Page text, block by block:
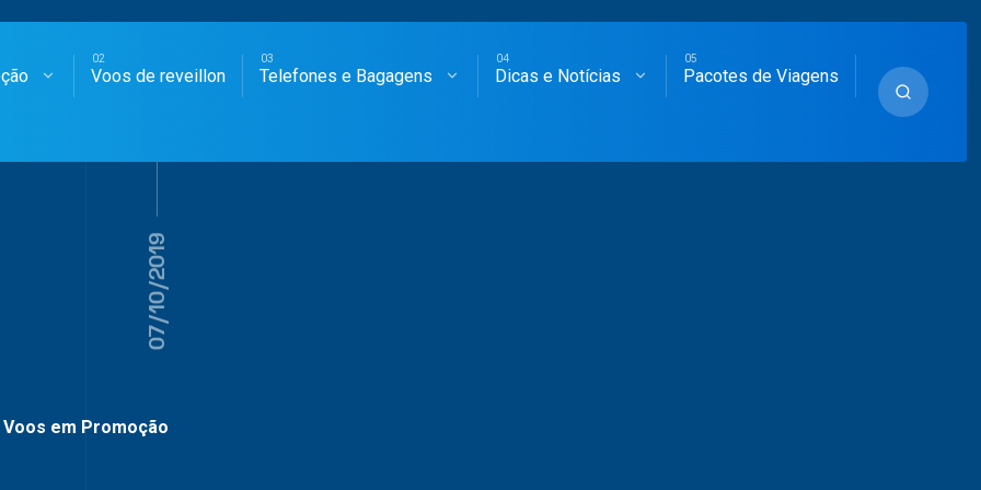
AÉREAS
Voos de reveillon Telefones e Bagagens Dicas e Notícias Pacotes de Viagens
07/10/2019
Voos em Promoção